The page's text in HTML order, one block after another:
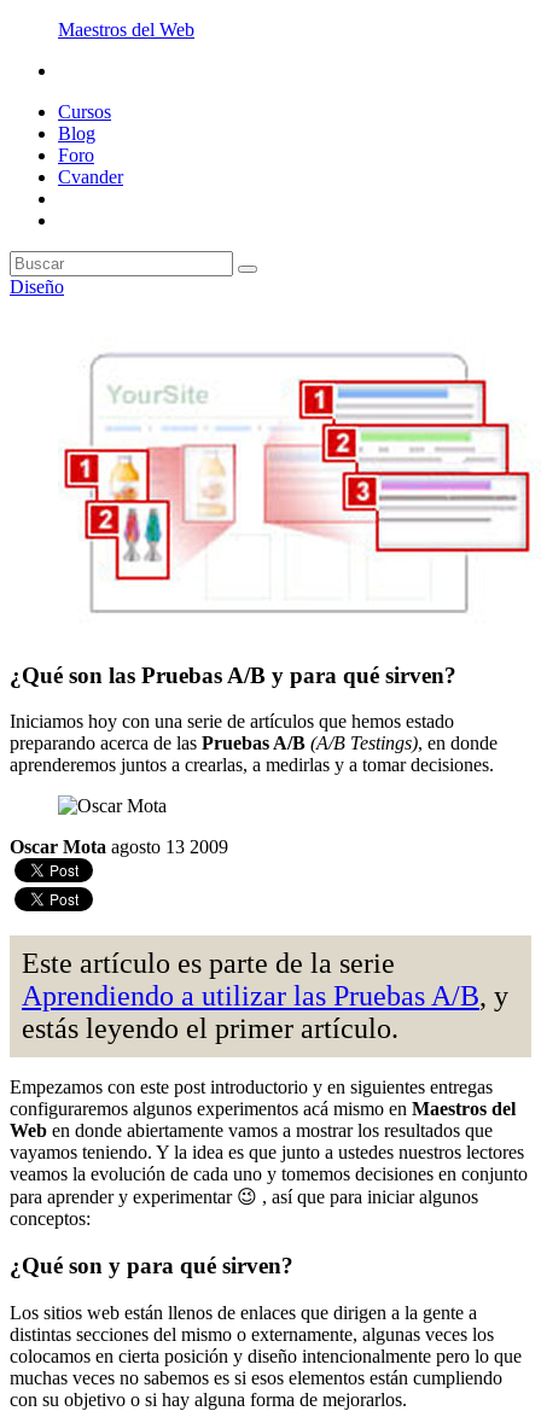
Maestros del Web
Cursos
Blog
Foro
Cvander
Diseño
¿Qué son las Pruebas A/B y para qué sirven?
Iniciamos hoy con una serie de artículos que hemos estado
preparando acerca de las Pruebas A/B (A/B Testings), en donde
aprenderemos juntos a crearlas, a medirlas y a tomar decisiones.
Oscar Mota agosto 13 2009
Este artículo es parte de la serie
Aprendiendo a utilizar las Pruebas A/B, y
estás leyendo el primer artículo.
Empezamos con este post introductorio y en siguientes entregas
configuraremos algunos experimentos acá mismo en Maestros del
Web en donde abiertamente vamos a mostrar los resultados que
vayamos teniendo. Y la idea es que junto a ustedes nuestros lectores
veamos la evolución de cada uno y tomemos decisiones en conjunto
para aprender y experimentar 😉 , así que para iniciar algunos
conceptos:
¿Qué son y para qué sirven?
Los sitios web están llenos de enlaces que dirigen a la gente a
distintas secciones del mismo o externamente, algunas veces los
colocamos en cierta posición y diseño intencionalmente pero lo que
muchas veces no sabemos es si esos elementos están cumpliendo
con su objetivo o si hay alguna forma de mejorarlos.